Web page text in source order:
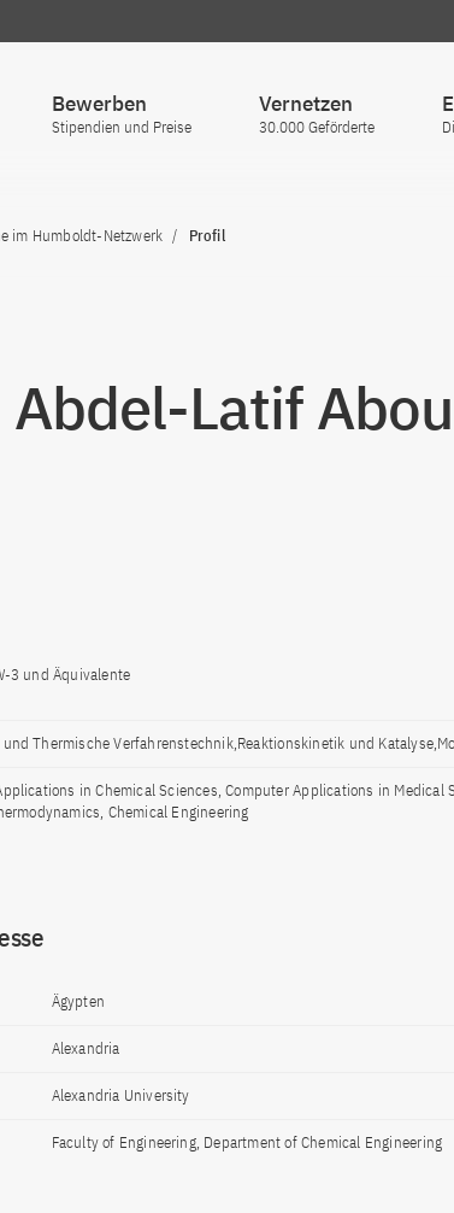
Bewerben
Stipendien und Preise
Vernetzen
30.000 Geförderte
im Humboldt-Netzwerk Profil
Abdel-Latif
3 und Äquivalente
und Thermische Verfahrenstechnik,Reaktionskinetik und
in Chemical Sciences, Computer Applications in Medical
Chemical Engineering
Ägypten
Alexandria
Alexandria University
Faculty of Engineering, Department of Chemical Engineering